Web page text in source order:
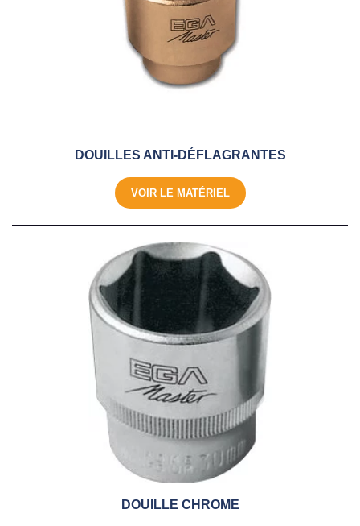
DOUILLES ANTI-DÉFLAGRANTES
VOIR LE MATÉRIEL
DOUILLE CHROME